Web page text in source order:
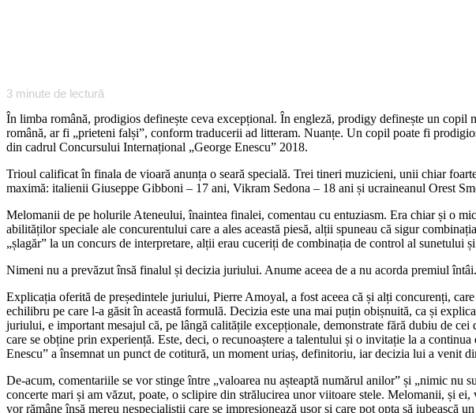
3 minute de lectură
În limba română, prodigios definește ceva excepțional. În engleză, prodigy definește un
română, ar fi „prieteni falși”, conform traducerii ad litteram. Nuanțe. Un copil poate fi
din cadrul Concursului Internațional „George Enescu” 2018.
Trioul calificat în finala de vioară anunța o seară specială. Trei tineri muzicieni, unii chiar
maximă: italienii Giuseppe Gibboni – 17 ani, Vikram Sedona – 18 ani și ucraineanul Orest
Melomanii de pe holurile Ateneului, înaintea finalei, comentau cu entuziasm. Era chiar și o
abilităților speciale ale concurentului care a ales această piesă, alții spuneau că sigur
„șlagăr” la un concurs de interpretare, alții erau cuceriți de combinația de control al sunetului
Nimeni nu a prevăzut însă finalul și decizia juriului. Anume aceea de a nu acorda premiul
Explicația oferită de președintele juriului, Pierre Amoyal, a fost aceea că și alți concurenți,
echilibru pe care l-a găsit în această formulă. Decizia este una mai puțin obișnuită, ca și
juriului, e important mesajul că, pe lângă calitățile excepționale, demonstrate fără dubiu de
care se obține prin experiență. Este, deci, o recunoaștere a talentului și o invitație la a
Enescu” a însemnat un punct de cotitură, un moment uriaș, definitoriu, iar decizia lui a venit
De-acum, comentariile se vor stinge între „valoarea nu așteaptă numărul anilor” și „nimic nu
concerte mari și am văzut, poate, o sclipire din strălucirea unor viitoare stele. Melomanii, și
vor rămâne însă mereu nespecialiștii care se impresionează ușor și care pot opta să iubească